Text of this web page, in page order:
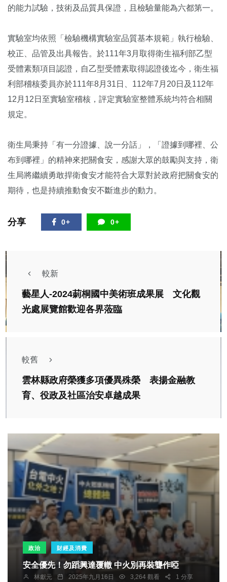
的能力試驗，技術及品質具保證，且檢驗量能為六都第一。
實驗室均依照「檢驗機構實驗室品質基本規範」執行檢驗、
校正、品管及出具報告。於111年3月取得衛生福利部乙型
受體素類項目認證，自乙型受體素取得認證後迄今，衛生福
利部稽核委員亦於111年8月31日、112年7月20日及112年
12月12日至實驗室稽核，評定實驗室整體系統均符合相關
規定。
衛生局秉持「有一分證據、說一分話」，「證據到哪裡、公
布到哪裡」的精神來把關食安，感謝大眾的鼓勵與支持，衛
生局將繼續勇敢捍衛食安才能符合大眾對於政府把關食安的
期待，也是持續推動食安不斷進步的動力。
分享 0+ 0+
較新
藝星人-2024莿桐國中美術班成果展 文化觀
光處展覽館歡迎各界蒞臨
較舊
雲林縣政府榮獲多項優異殊榮 表揚金融教
育、役政及社區治安卓越成果
政治 財經及消費
安全優先！勿蹈興達覆轍 中火別再裝聾作啞
林獻元 2025年九月16日 3,264 觀看 1 分享